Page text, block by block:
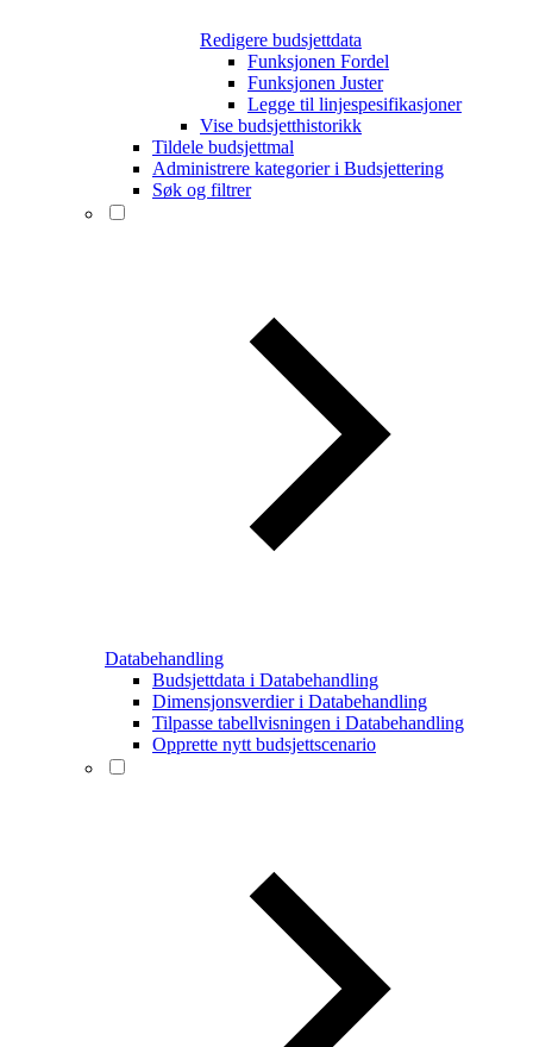
Redigere budsjettdata
Funksjonen Fordel
Funksjonen Juster
Legge til linjespesifikasjoner
Vise budsjetthistorikk
Tildele budsjettmal
Administrere kategorier i Budsjettering
Søk og filtrer
Databehandling
Budsjettdata i Databehandling
Dimensjonsverdier i Databehandling
Tilpasse tabellvisningen i Databehandling
Opprette nytt budsjettscenario